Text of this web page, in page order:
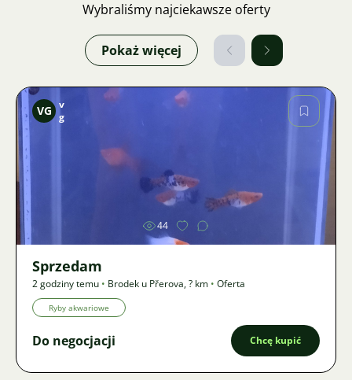
Wybraliśmy najciekawsze oferty
Pokaż więcej
Zdjęcie
VG v
g
44
Sprzedam
2 godziny temu • Brodek u Přerova,? km • Oferta
Ryby akwariowe
Do negocjacji Chcę kupić